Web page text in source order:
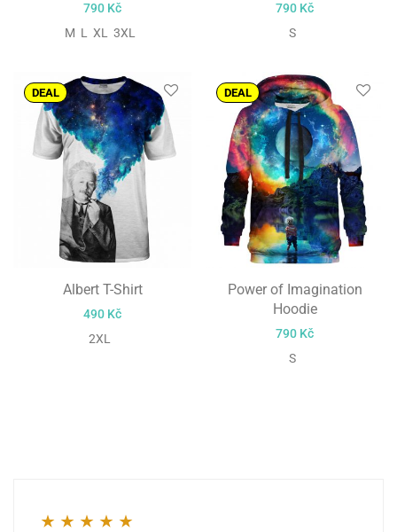
790 Kč
M L XL 3XL
790 Kč
S
DEAL
Albert T-Shirt
490 Kč
2XL
DEAL
Power of Imagination
Hoodie
790 Kč
S